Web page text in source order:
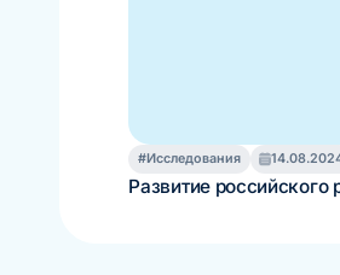
#Исследования
Развитие